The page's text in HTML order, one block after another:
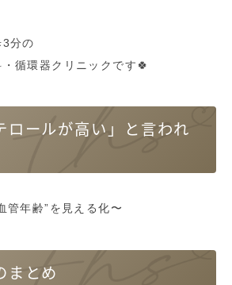
3分の
循環器クリニックです🍀
ロールが高い」と言われ
管年齢”を見える化〜
まとめ